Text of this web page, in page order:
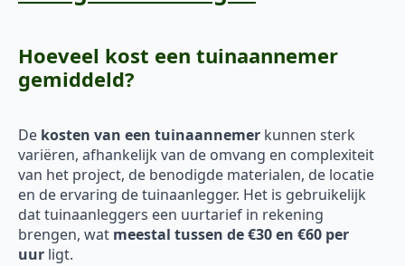
Hoeveel kost een tuinaannemer
gemiddeld?
De kosten van een tuinaannemer kunnen sterk
variëren, afhankelijk van de omvang en complexiteit
van het project, de benodigde materialen, de locatie
en de ervaring de tuinaanlegger. Het is gebruikelijk
dat tuinaanleggers een uurtarief in rekening
brengen, wat meestal tussen de €30 en €60 per
uur ligt.